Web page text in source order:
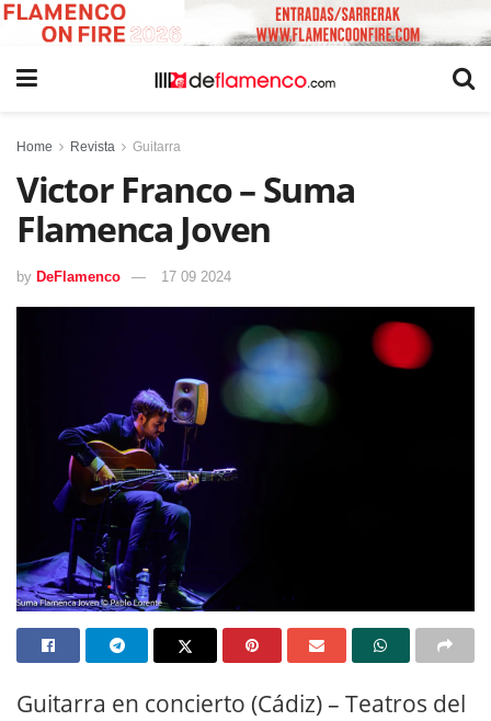
Home Revista Guitarra
Victor Franco – Suma
Flamenca Joven
by DeFlamenco 17 09 2024
Guitarra en concierto (Cádiz) – Teatros del